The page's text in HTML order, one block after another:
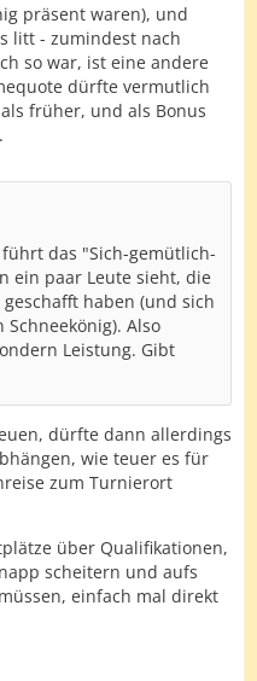
präsent waren), und
litt - zumindest nach
so war, ist eine andere
dürfte vermutlich
früher, und als Bonus
das "Sich-gemütlich-
ein paar Leute sieht, die
haben (und sich
Also
Leistung. Gibt
dürfte dann allerdings
wie teuer es für
zum Turnierort
über Qualifikationen,
scheitern und aufs
einfach mal direkt